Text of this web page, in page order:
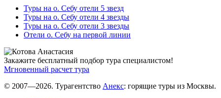
Туры на о. Себу отели 5 звезд
Туры на о. Себу отели 4 звезды
Туры на о. Себу отели 3 звезды
Отели о. Себу на первой линии
Закажите бесплатный подбор тура специалистом!
Мгновенный расчет тура
© 2007—2026. Турагентство Анекс: горящие туры из Москвы.